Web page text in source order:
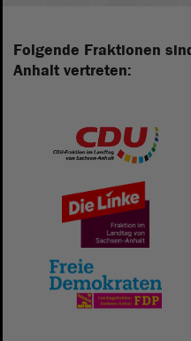
Folgende Fraktionen
Anhalt vertreten: